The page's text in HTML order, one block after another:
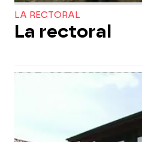
LA RECTORAL
La rectoral